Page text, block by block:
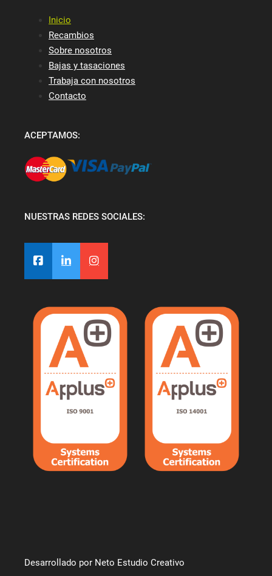
Inicio
Recambios
Sobre nosotros
Bajas y tasaciones
Trabaja con nosotros
Contacto
ACEPTAMOS:
NUESTRAS REDES SOCIALES:
Desarrollado por Neto Estudio Creativo